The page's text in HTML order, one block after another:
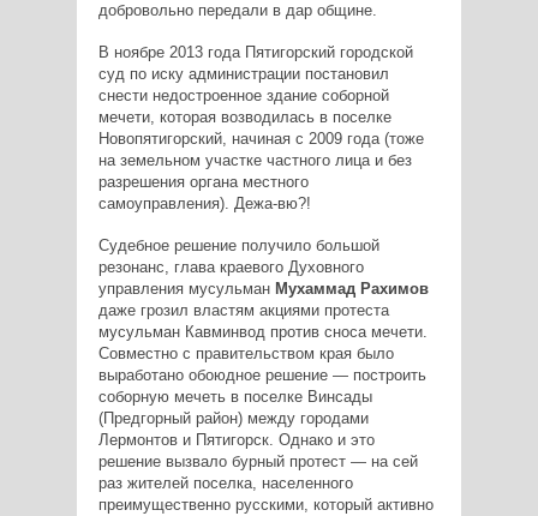
добровольно передали в дар общине.
В ноябре 2013 года Пятигорский городской
суд по иску администрации постановил
снести недостроенное здание соборной
мечети, которая возводилась в поселке
Новопятигорский, начиная с 2009 года (тоже
на земельном участке частного лица и без
разрешения органа местного
самоуправления). Дежа-вю?!
Судебное решение получило большой
резонанс, глава краевого Духовного
управления мусульман Мухаммад Рахимов
даже грозил властям акциями протеста
мусульман Кавминвод против сноса мечети.
Совместно с правительством края было
выработано обоюдное решение — построить
соборную мечеть в поселке Винсады
(Предгорный район) между городами
Лермонтов и Пятигорск. Однако и это
решение вызвало бурный протест — на сей
раз жителей поселка, населенного
преимущественно русскими, который активно